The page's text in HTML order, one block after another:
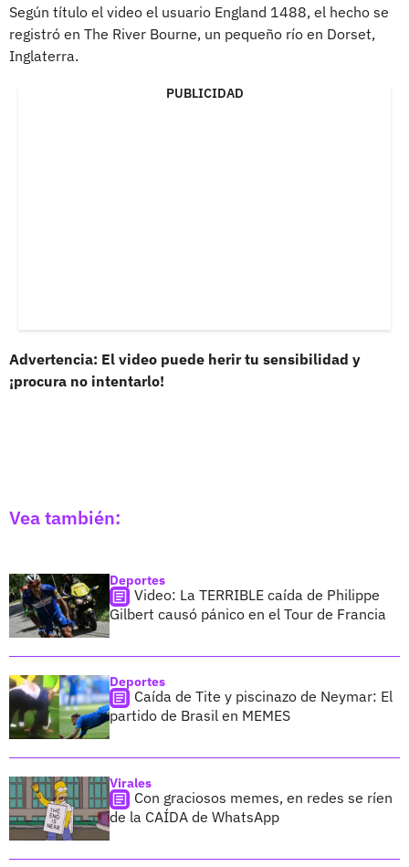
Según título el video el usuario England 1488, el hecho se
registró en The River Bourne, un pequeño río en Dorset,
Inglaterra.
PUBLICIDAD
Advertencia: El video puede herir tu sensibilidad y
¡procura no intentarlo!
Vea también:
Deportes
Video: La TERRIBLE caída de Philippe
Gilbert causó pánico en el Tour de Francia
Deportes
Caída de Tite y piscinazo de Neymar: El
partido de Brasil en MEMES
Virales
Con graciosos memes, en redes se ríen
de la CAÍDA de WhatsApp